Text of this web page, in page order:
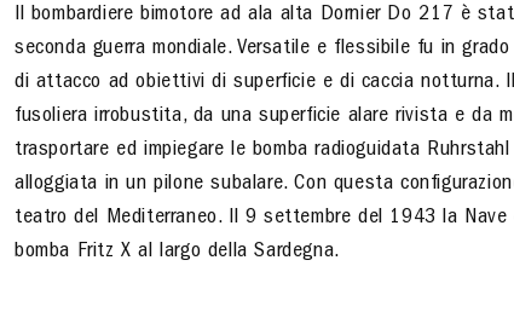
Il bombardiere bimotore ad ala alta Dornier Do 217 è
seconda guerra mondiale. Versatile e flessibile fu in
di attacco ad obiettivi di superficie e di caccia notturna.
fusoliera irrobustita, da una superficie alare rivista e da
trasportare ed impiegare le bomba radioguidata
alloggiata in un pilone subalare. Con questa
teatro del Mediterraneo. Il 9 settembre del 1943 la
bomba Fritz X al largo della Sardegna.